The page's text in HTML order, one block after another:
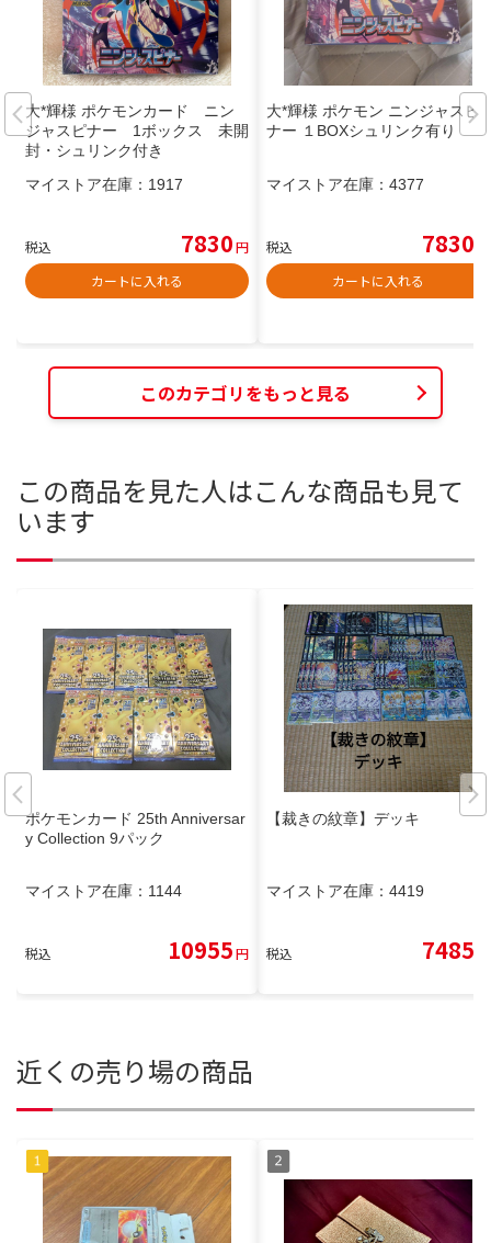
大*輝様 ポケモンカード ニン
ジャスピナー 1ボックス 未開
封・シュリンク付き
マイストア在庫： 1917
税込 7830円
カートに入れる
大*輝様 ポケモン ニンジャスピ
ナー １BOXシュリンク有り
マイストア在庫： 4377
税込 7830
カートに入れる
このカテゴリをもっと見る
この商品を見た人はこんな商品も見て
います
ポケモンカード 25th Anniversar
y Collection 9パック
マイストア在庫： 1144
税込 10955円
【裁きの紋章】デッキ
マイストア在庫： 4419
税込 7485
近くの売り場の商品